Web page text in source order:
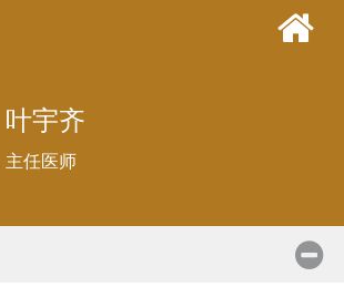
叶宇齐
主任医师